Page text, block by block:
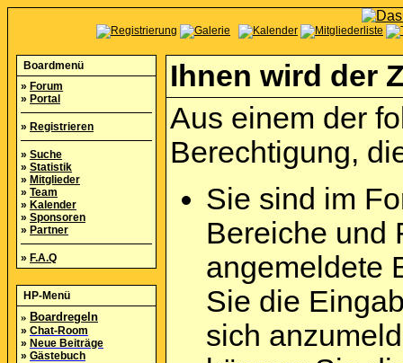
Boardmenü
» Forum
» Portal
» Registrieren
» Suche
» Statistik
» Mitglieder
» Team
» Kalender
» Sponsoren
» Partner
» F.A.Q
HP-Menü
» Boardregeln
» Chat-Room
» Neue Beiträge
» Gästebuch
Ihnen wird der
Aus einem der
Berechtigung,
Sie sind im
Bereiche und
angemeldete
Sie die
sich